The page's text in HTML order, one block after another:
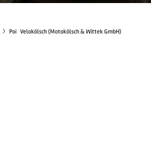
Poi Velokölsch (Motokölsch & Wittek GmbH)